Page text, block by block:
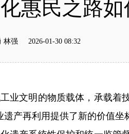
惠民之路如
强 2026-01-30 08:32
文明的物质载体，承载着技
遗产再利用提供了新的价值